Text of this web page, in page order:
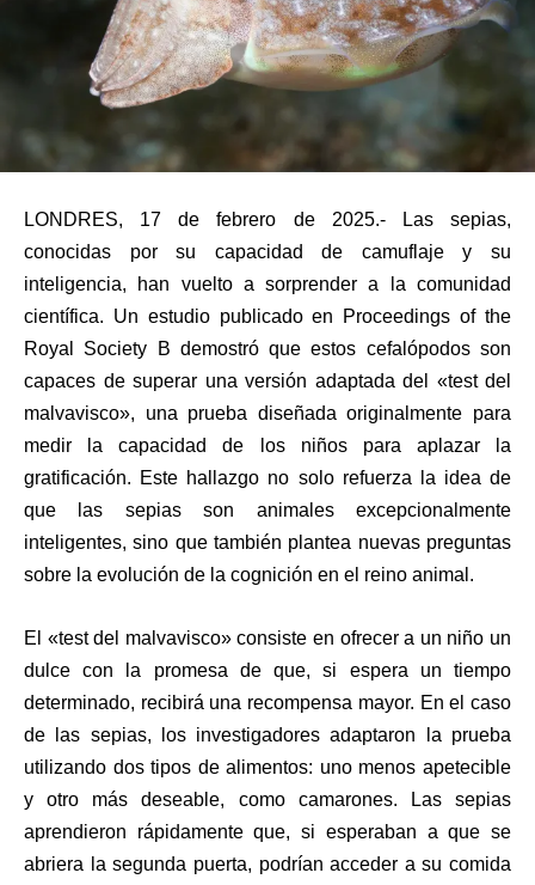
LONDRES, 17 de febrero de 2025.- Las sepias,
conocidas por su capacidad de camuflaje y su
inteligencia, han vuelto a sorprender a la comunidad
científica. Un estudio publicado en Proceedings of the
Royal Society B demostró que estos cefalópodos son
capaces de superar una versión adaptada del «test del
malvavisco», una prueba diseñada originalmente para
medir la capacidad de los niños para aplazar la
gratificación. Este hallazgo no solo refuerza la idea de
que las sepias son animales excepcionalmente
inteligentes, sino que también plantea nuevas preguntas
sobre la evolución de la cognición en el reino animal.
El «test del malvavisco» consiste en ofrecer a un niño un
dulce con la promesa de que, si espera un tiempo
determinado, recibirá una recompensa mayor. En el caso
de las sepias, los investigadores adaptaron la prueba
utilizando dos tipos de alimentos: uno menos apetecible
y otro más deseable, como camarones. Las sepias
aprendieron rápidamente que, si esperaban a que se
abriera la segunda puerta, podrían acceder a su comida